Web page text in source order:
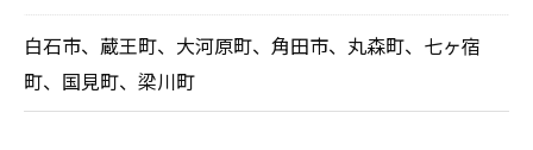
白石市、蔵王町、大河原町、角田市、丸森町、七ヶ宿
町、国見町、梁川町